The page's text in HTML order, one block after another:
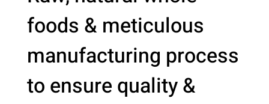
foods & meticulous
manufacturing process
to ensure quality &